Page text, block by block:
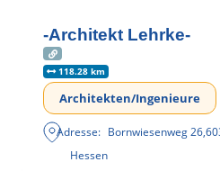
-Architekt Lehrke-
118.28 km
Architekten/Ingenieure
Adresse: Bornwiesenweg 26,
Hessen